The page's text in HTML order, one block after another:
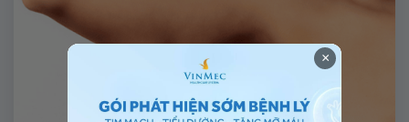
×